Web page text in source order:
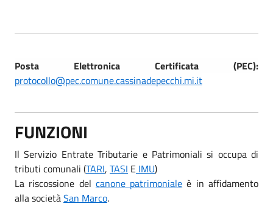
Posta Elettronica Certificata (PEC):
protocollo@pec.comune.cassinadepecchi.mi.it
FUNZIONI
Il Servizio Entrate Tributarie e Patrimoniali si occupa di
tributi comunali (TARI, TASI E IMU)
La riscossione del canone patrimoniale è in affidamento
alla societàSan Marco.